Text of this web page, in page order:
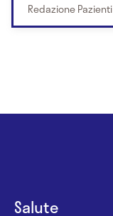
Redazione Pazienti
Salute